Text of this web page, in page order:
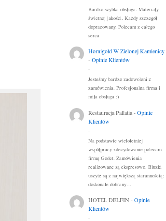
Bardzo szybka obsługa. Materiały
świetnej jakości. Każdy szczegół
dopracowany. Polecam z całego
serca
Hornigold W Zielonej Kamienicy
-Opinie Klientów
..
Jesteśmy bardzo zadowoleni z
zamówienia. Profesjonalna firma i
miła obsługa :)
Restauracja Pallatia-Opinie
Klientów
..
Na podstawie wieloletniej
współpracy zdecydowanie polecam
firmę Godet. Zamówienia
realizowane są ekspresowo. Bluzki
uszyte są z największą starannością:
doskonale dobrany…
HOTEL DELFIN -Opinie
Klientów
..